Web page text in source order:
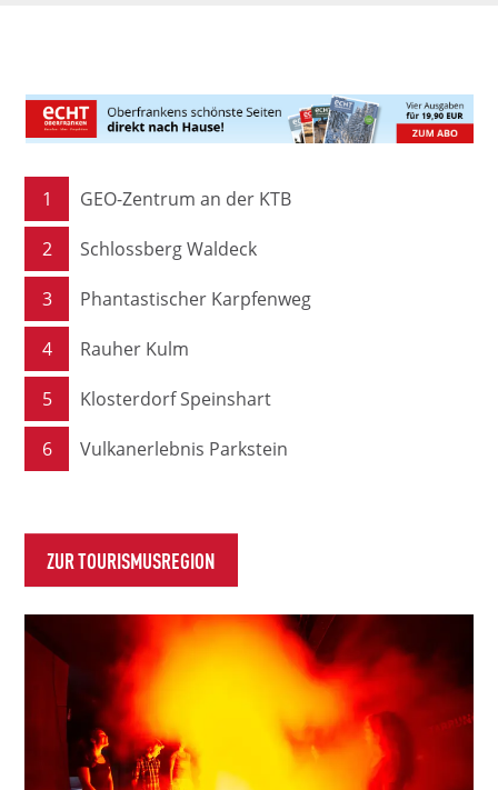
1 GEO-Zentrum an der KTB
2 Schlossberg Waldeck
3 Phantastischer Karpfenweg
4 Rauher Kulm
5 Klosterdorf Speinshart
6 Vulkanerlebnis Parkstein
ZUR TOURISMUSREGION